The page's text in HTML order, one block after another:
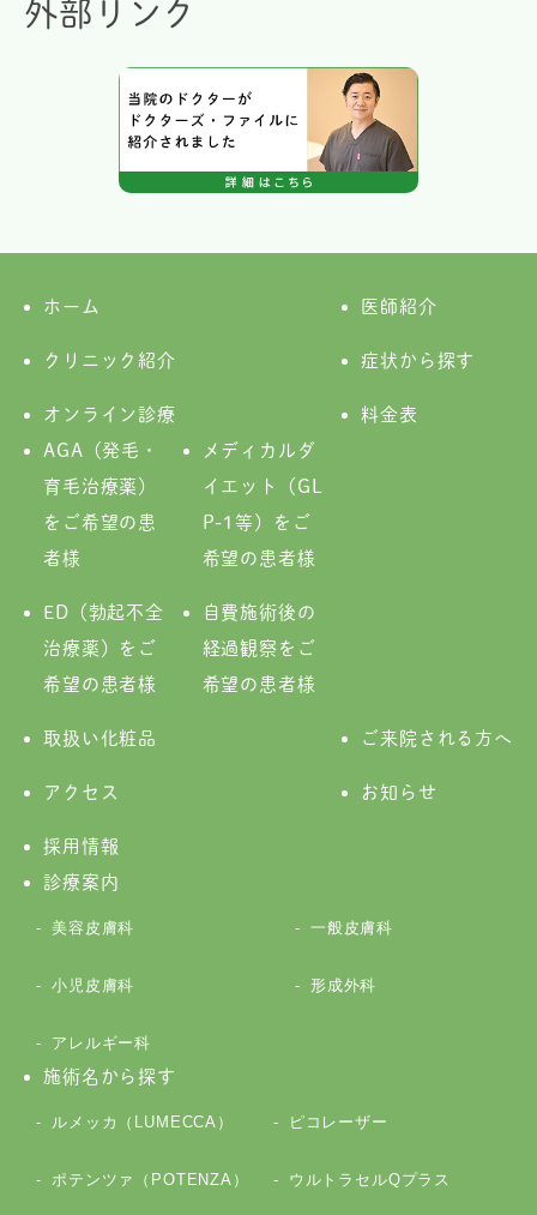
外部リンク
ホーム 医師紹介
クリニック紹介 症状から探す
オンライン診療
AGA（発毛・
育毛治療薬）
をご希望の患
者様
メディカルダ
イエット（GL
P-1等）をご
希望の患者様
ED（勃起不全
治療薬）をご
希望の患者様
自費施術後の
経過観察をご
希望の患者様
料金表
取扱い化粧品 ご来院される方へ
アクセス お知らせ
採用情報
診療案内
美容皮膚科 一般皮膚科
小児皮膚科 形成外科
アレルギー科
施術名から探す
ルメッカ（LUMECCA） ピコレーザー
ポテンツァ（POTENZA） ウルトラセルQプラス